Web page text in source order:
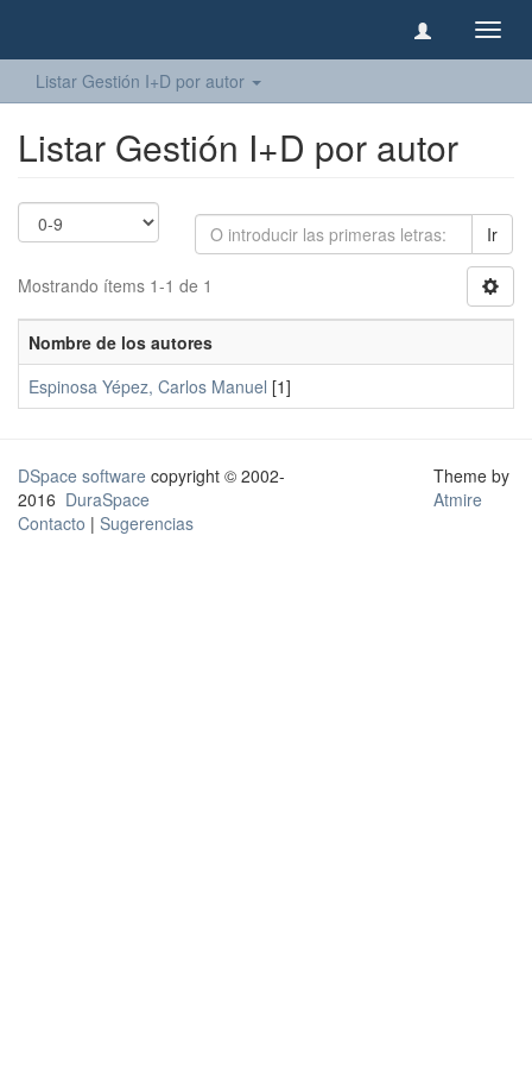
Listar Gestión I+D por autor
Listar Gestión I+D por autor
Ir
Mostrando ítems 1-1 de 1
Nombre de los autores
Espinosa Yépez, Carlos Manuel [1]
DSpace software copyright © 2002-
2016 DuraSpace
Contacto | Sugerencias
Theme by
Atmire